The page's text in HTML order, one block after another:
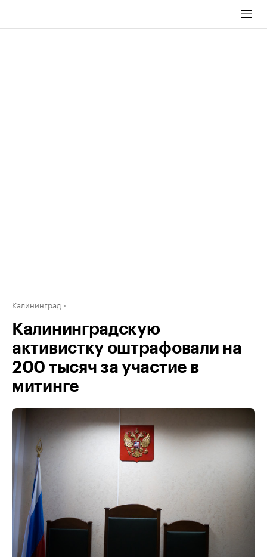
Калининград
Калининградскую
активистку оштрафовали на
200 тысяч за участие в
митинге